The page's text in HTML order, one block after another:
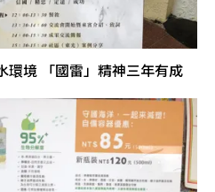
環境 「國雷」精神三年有成